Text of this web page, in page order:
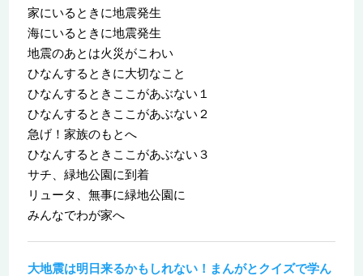
家にいるときに地震発生
海にいるときに地震発生
地震のあとは火災がこわい
ひなんするときに大切なこと
ひなんするときここがあぶない１
ひなんするときここがあぶない２
急げ！家族のもとへ
ひなんするときここがあぶない３
サチ、緑地公園に到着
リュータ、無事に緑地公園に
みんなでわが家へ
大地震は明日来るかもしれない！まんがとクイズで学ん